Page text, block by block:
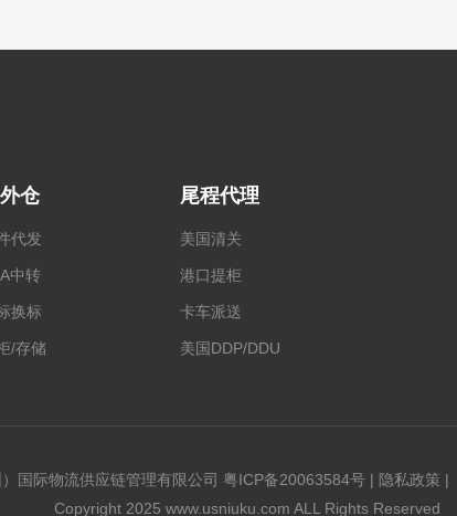
仓
代发
中转
换标
/存储
尾程代理
美国清关
港口提柜
卡车派送
美国DDP/DDU
国际物流供应链管理有限公司 粤ICP备20063584号| 隐私政策 |
Copyright 2025 www.usniuku.com ALL Rights Reserved